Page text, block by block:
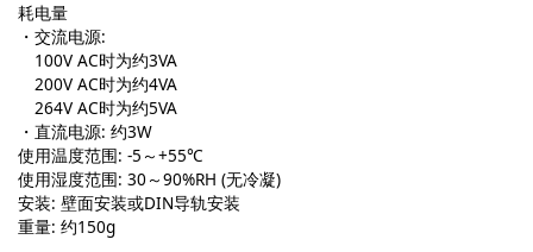
耗电量
・交流电源:
100V AC时为约3VA
200V AC时为约4VA
264V AC时为约5VA
・直流电源: 约3W
使用温度范围: -5～+55℃
使用湿度范围: 30～90%RH (无冷凝)
安装: 壁面安装或DIN导轨安装
重量: 约150g